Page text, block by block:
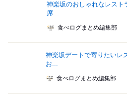
神楽坂のおしゃれなレスト
席...
食べログまとめ編集部
神楽坂デートで寄りたいレ
お...
食べログまとめ編集部